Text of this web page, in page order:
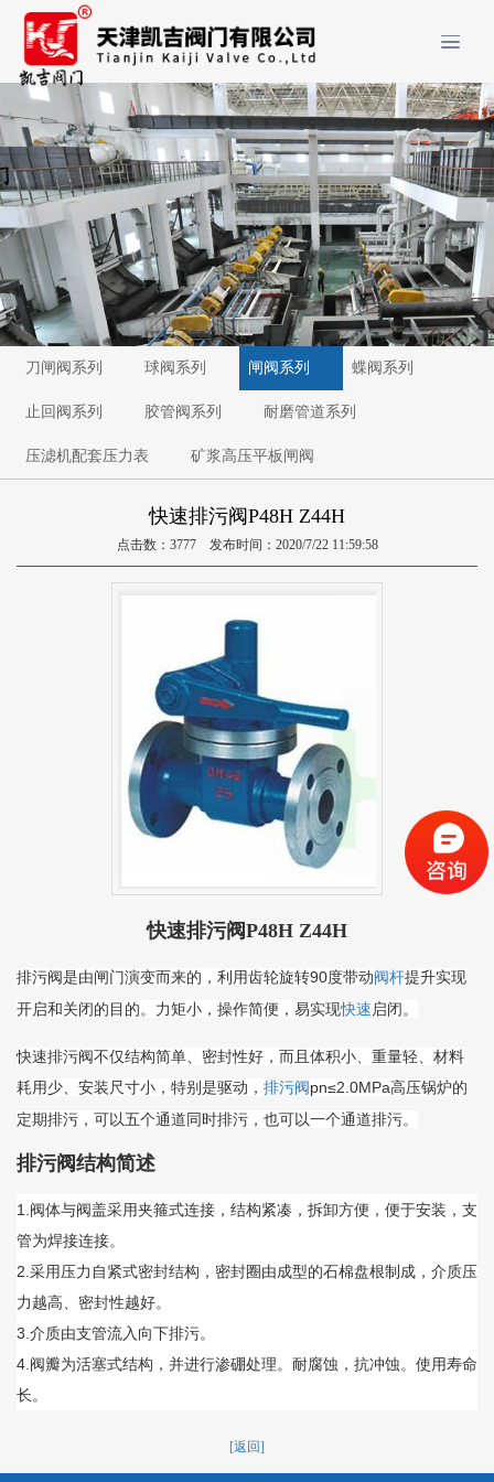
刀闸阀系列 球阀系列 闸阀系列 蝶阀系列
止回阀系列 胶管阀系列 耐磨管道系列
压滤机配套压力表 矿浆高压平板闸阀
快速排污阀P48H Z44H
点击数：3777 发布时间：2020/7/22 11:59:58
快速排污阀P48H Z44H
排污阀是由闸门演变而来的，利用齿轮旋转90度带动阀杆提升实现
开启和关闭的目的。力矩小，操作简便，易实现快速 启闭。
快速排污阀不仅结构简单、密封性好，而且体积小、重量轻、材料
耗用少、安装尺寸小，特别是驱动， 排污阀 pn≤2.0MPa高压锅炉的
定期排污，可以五个通道同时排污，也可以一个通道排污。
排污阀结构简述
1.阀体与阀盖采用夹箍式连接，结构紧凑，拆卸方便，便于安装，支
管为焊接连接。
2.采用压力自紧式密封结构，密封圈由成型的石棉盘根制成，介质压
力越高、密封性越好。
3.介质由支管流入向下排污。
4.阀瓣为活塞式结构，并进行渗硼处理。耐腐蚀，抗冲蚀。使用寿命
长。
[返回]